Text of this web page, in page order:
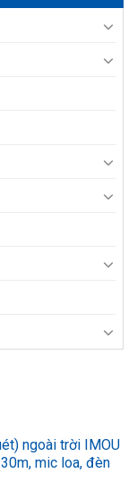
ngoài trời IMOU
mic loa, đèn